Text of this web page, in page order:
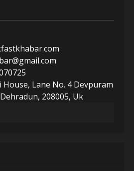
Lane No. 4 Devpuram
208005, Uk